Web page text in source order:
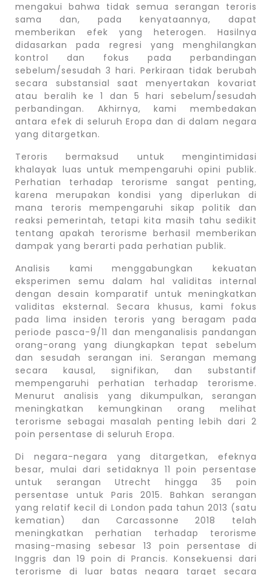
mengakui bahwa tidak semua serangan teroris
sama dan, pada kenyataannya, dapat
memberikan efek yang heterogen. Hasilnya
didasarkan pada regresi yang menghilangkan
kontrol dan fokus pada perbandingan
sebelum/sesudah 3 hari. Perkiraan tidak berubah
secara substansial saat menyertakan kovariat
atau beralih ke 1 dan 5 hari sebelum/sesudah
perbandingan. Akhirnya, kami membedakan
antara efek di seluruh Eropa dan di dalam negara
yang ditargetkan.
Teroris bermaksud untuk mengintimidasi
khalayak luas untuk mempengaruhi opini publik.
Perhatian terhadap terorisme sangat penting,
karena merupakan kondisi yang diperlukan di
mana teroris mempengaruhi sikap politik dan
reaksi pemerintah, tetapi kita masih tahu sedikit
tentang apakah terorisme berhasil memberikan
dampak yang berarti pada perhatian publik.
Analisis kami menggabungkan kekuatan
eksperimen semu dalam hal validitas internal
dengan desain komparatif untuk meningkatkan
validitas eksternal. Secara khusus, kami fokus
pada lima insiden teroris yang beragam pada
periode pasca-9/11 dan menganalisis pandangan
orang-orang yang diungkapkan tepat sebelum
dan sesudah serangan ini. Serangan memang
secara kausal, signifikan, dan substantif
mempengaruhi perhatian terhadap terorisme.
Menurut analisis yang dikumpulkan, serangan
meningkatkan kemungkinan orang melihat
terorisme sebagai masalah penting lebih dari 2
poin persentase di seluruh Eropa.
Di negara-negara yang ditargetkan, efeknya
besar, mulai dari setidaknya 11 poin persentase
untuk serangan Utrecht hingga 35 poin
persentase untuk Paris 2015. Bahkan serangan
yang relatif kecil di London pada tahun 2013 (satu
kematian) dan Carcassonne 2018 telah
meningkatkan perhatian terhadap terorisme
masing-masing sebesar 13 poin persentase di
Inggris dan 19 poin di Prancis. Konsekuensi dari
terorisme di luar batas negara target secara